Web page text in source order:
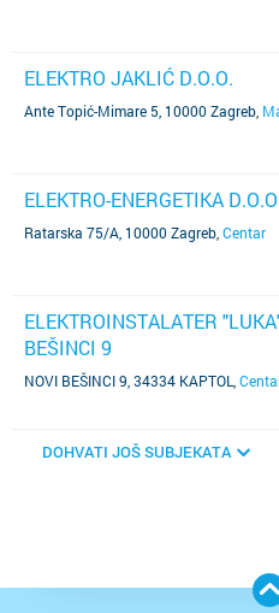
ELEKTRO JAKLIĆ D.O.O.
Ante Topić-Mimare 5, 10000 Zagreb
ELEKTRO-ENERGETIKA
Ratarska 75/A, 10000 Zagreb Centar
ELEKTROINSTALATER
BEŠINCI 9
NOVI BEŠINCI 9, 34334 KAPTOL
DOHVATI JOŠ SUBJEKATA